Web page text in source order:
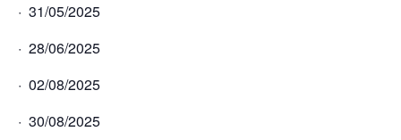
· 31/05/2025
· 28/06/2025
· 02/08/2025
· 30/08/2025